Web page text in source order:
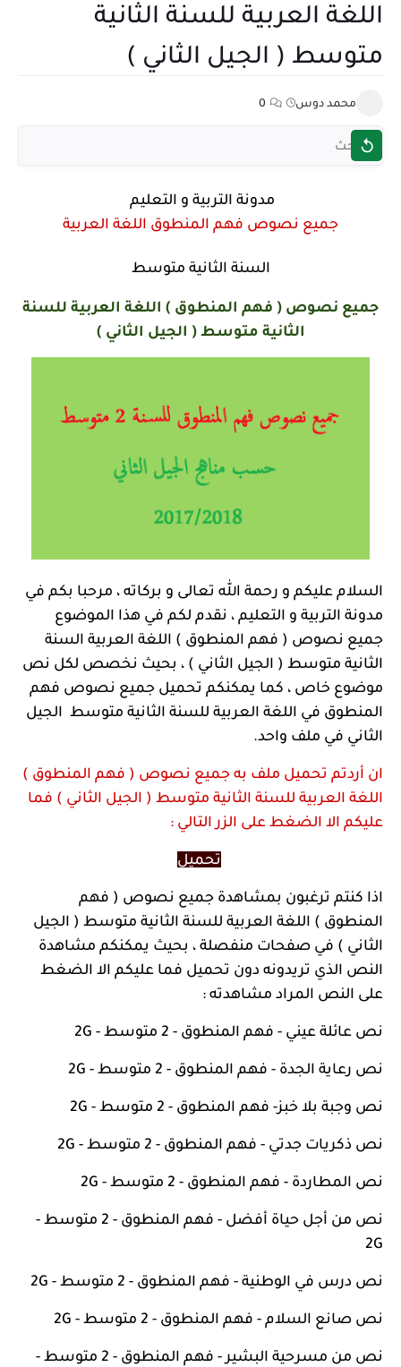
اللغة العربية للسنة الثانية
متوسط ( الجيل الثاني )
محمد دوس 0
مدونة التربية و التعليم
جميع نصوص فهم المنطوق اللغة العربية
السنة الثانية متوسط
جميع نصوص ( فهم المنطوق ) اللغة العربية للسنة
الثانية متوسط ( الجيل الثاني )
السلام عليكم و رحمة الله تعالى و بركاته ، مرحبا بكم في
مدونة التربية و التعليم ، نقدم لكم في هذا الموضوع
جميع نصوص ( فهم المنطوق ) اللغة العربية السنة
الثانية متوسط ( الجيل الثاني ) ، بحيث نخصص لكل نص
موضوع خاص ، كما يمكنكم تحميل جميع نصوص فهم
المنطوق في اللغة العربية للسنة الثانية متوسط الجيل
الثاني في ملف واحد.
ان أردتم تحميل ملف به جميع نصوص ( فهم المنطوق )
اللغة العربية للسنة الثانية متوسط ( الجيل الثاني ) فما
عليكم الا الضغط على الزر التالي :
تحميل
اذا كنتم ترغبون بمشاهدة جميع نصوص ( فهم
المنطوق ) اللغة العربية للسنة الثانية متوسط ( الجيل
الثاني ) في صفحات منفصلة ، بحيث يمكنكم مشاهدة
النص الذي تريدونه دون تحميل فما عليكم الا الضغط
على النص المراد مشاهدته :
نص عائلة عيني - فهم المنطوق - 2 متوسط - 2G
نص رعاية الجدة - فهم المنطوق - 2 متوسط - 2G
نص وجبة بلا خبز- فهم المنطوق - 2 متوسط - 2G
نص ذكريات جدتي - فهم المنطوق - 2 متوسط - 2G
نص المطاردة - فهم المنطوق - 2 متوسط - 2G
نص من أجل حياة أفضل - فهم المنطوق - 2 متوسط -
2G
نص درس في الوطنية - فهم المنطوق - 2 متوسط - 2G
نص صانع السلام - فهم المنطوق - 2 متوسط - 2G
نص من مسرحية البشير - فهم المنطوق - 2 متوسط -